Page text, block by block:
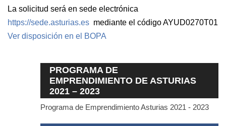
La solicitud será en sede electrónica
https://sede.asturias.es mediante el código AYUD0270T01
Ver disposición en el BOPA
PROGRAMA DE
EMPRENDIMIENTO DE ASTURIAS
2021 – 2023
Programa de Emprendimiento Asturias 2021 - 2023